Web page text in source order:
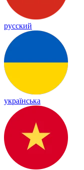
русский
українська